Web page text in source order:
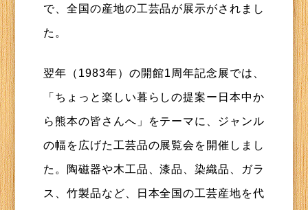
で、全国の産地の工芸品が展示がされまし
た。
翌年（1983年）の開館1周年記念展では、
「ちょっと楽しい暮らしの提案ー日本中か
ら熊本の皆さんへ」をテーマに、ジャンル
の幅を広げた工芸品の展覧会を開催しまし
た。陶磁器や木工品、漆品、染織品、ガラ
ス、竹製品など、日本全国の工芸産地を代